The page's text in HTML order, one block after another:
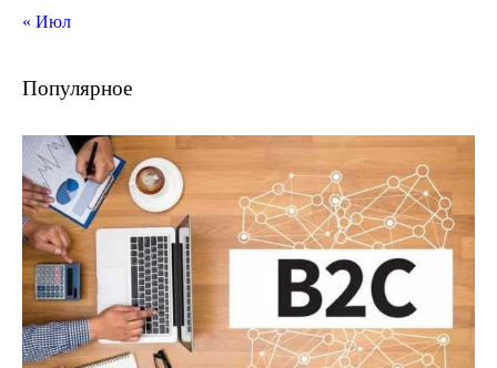
« Июл
Популярное